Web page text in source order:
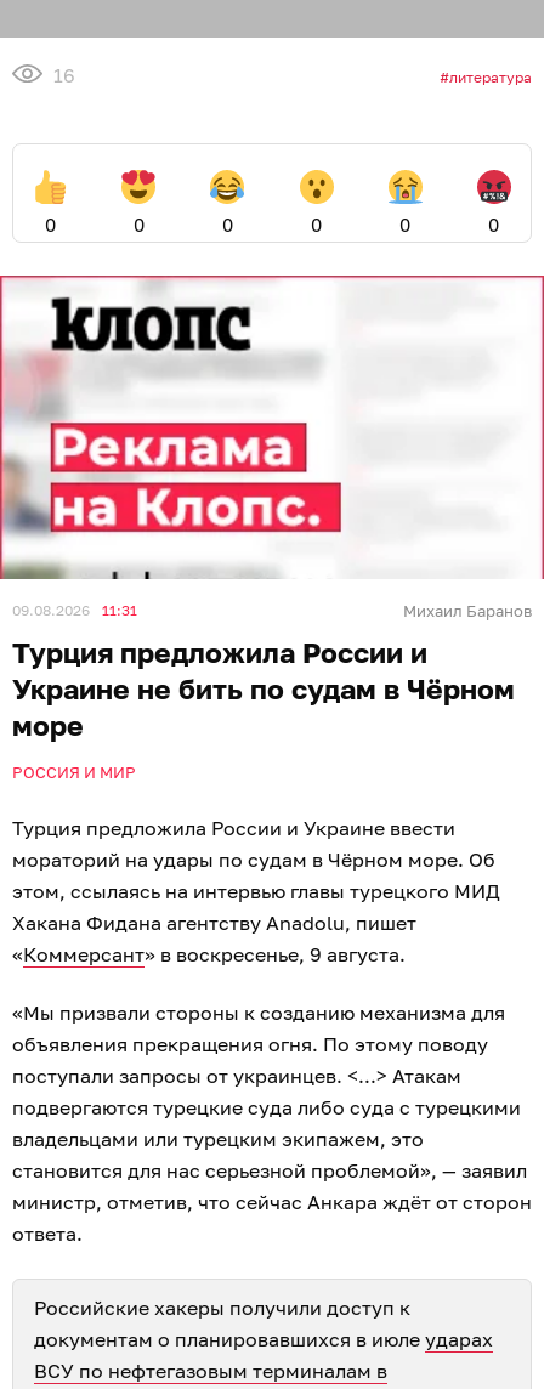
16 литература
0 0 0 0 0 0
09.08.2026 11:31 Михаил Баранов
Турция предложила России и
Украине не бить по судам в Чёрном
море
РОССИЯ И МИР
Турция предложила России и Украине ввести
мораторий на удары по судам в Чёрном море. Об
этом, ссылаясь на интервью главы турецкого МИД
Хакана Фидана агентству Anadolu, пишет
«Коммерсант» в воскресенье, 9 августа.
«Мы призвали стороны к созданию механизма для
объявления прекращения огня. По этому поводу
поступали запросы от украинцев. <...> Атакам
подвергаются турецкие суда либо суда с турецкими
владельцами или турецким экипажем, это
становится для нас серьезной проблемой», — заявил
министр, отметив, что сейчас Анкара ждёт от сторон
ответа.
Российские хакеры получили доступ к
документам о планировавшихся в июле ударах
ВСУ по нефтегазовым терминалам в